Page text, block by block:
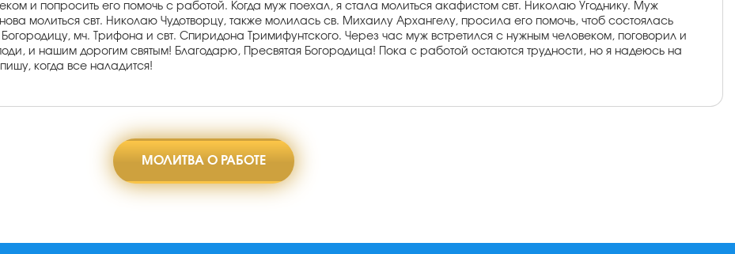
и попросить его помочь с работой. Когда муж поехал, я стала молиться акафистом свт. Николаю Угоднику. Муж
молиться свт. Николаю Чудотворцу, также молилась св. Михаилу Архангелу, просила его помочь, чтоб состоялась
мч. Трифона и свт. Спиридона Тримифунтского. Через час муж встретился с нужным человеком, поговорил и
и нашим дорогим святым! Благодарю, Пресвятая Богородица! Пока с работой остаются трудности, но я надеюсь на
когда все наладится!
МОЛИТВА О РАБОТЕ